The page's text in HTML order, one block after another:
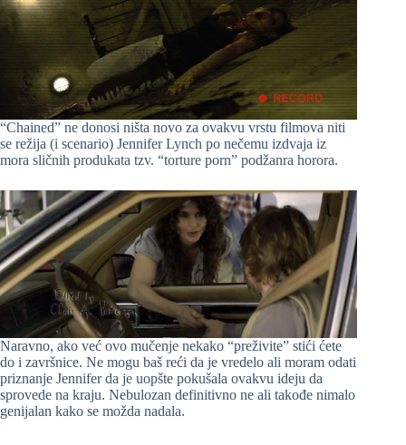
“Chained” ne donosi ništa novo za ovakvu vrstu filmova niti
se režija (i scenario) Jennifer Lynch po nečemu izdvaja iz
mora sličnih produkata tzv. “torture porn” podžanra horora.
Naravno, ako već ovo mučenje nekako “preživite” stići ćete
do i završnice. Ne mogu baš reći da je vredelo ali moram odati
priznanje Jennifer da je uopšte pokušala ovakvu ideju da
sprovede na kraju. Nebulozan definitivno ne ali takođe nimalo
genijalan kako se možda nadala.